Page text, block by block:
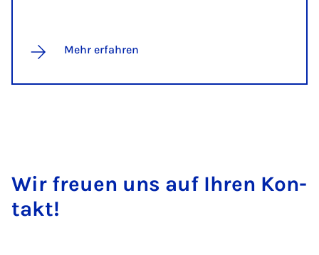
Mehr erfahren
Wir freu­en uns auf Ih­ren Kon­
takt!